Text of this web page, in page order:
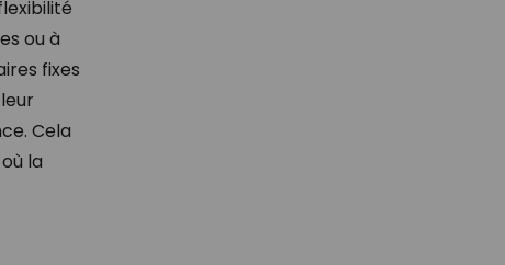
ou à
fixes
Cela
la